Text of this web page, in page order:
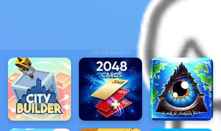
ADVERTISEMENT